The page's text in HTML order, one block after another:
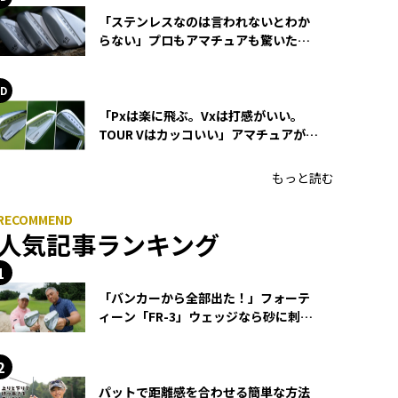
「ステンレスなのは言われないとわか
らない」プロもアマチュアも驚いた
「Pxは楽に飛ぶ。Vxは打感がいい。
TOUR Vはカッコいい」アマチュアが選
もっと読む
気記事ランキング
「バンカーから全部出た！」フォーテ
ィーン「FR-3」ウェッジなら砂に刺さ
パットで距離感を合わせる簡単な方法